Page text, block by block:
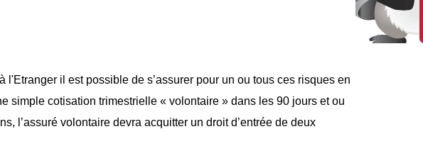
il est possible de s’assurer pour un ou tous ces risques en
simple cotisation trimestrielle « volontaire » dans les 90 jours et ou
l’assuré volontaire devra acquitter un droit d’entrée de deux